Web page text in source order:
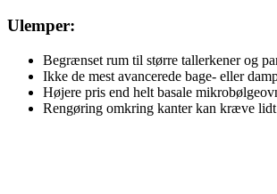
Ulemper:
Begrænset rum til større tallerkener og
Ikke de mest avancerede bage- eller
Højere pris end helt basale
Rengøring omkring kanter kan kræve lidt